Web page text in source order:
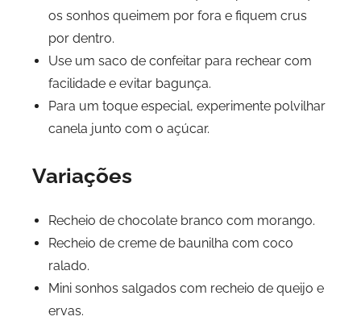
os sonhos queimem por fora e fiquem crus
por dentro.
Use um saco de confeitar para rechear com
facilidade e evitar bagunça.
Para um toque especial, experimente polvilhar
canela junto com o açúcar.
Variações
Recheio de chocolate branco com morango.
Recheio de creme de baunilha com coco
ralado.
Mini sonhos salgados com recheio de queijo e
ervas.